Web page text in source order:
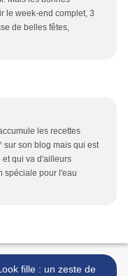
le week-end complet, 3
de belles fêtes,
les recettes
sur son blog mais qui est
et qui va d'ailleurs
spéciale pour l'eau
fille : un zeste de